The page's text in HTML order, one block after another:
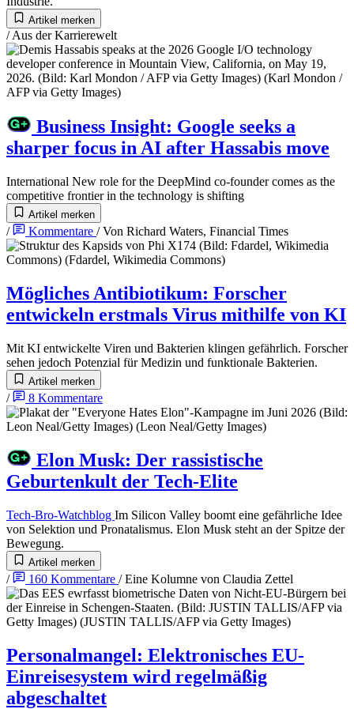
Artikel merken
/ Aus der Karrierewelt
Business Insight: Google seeks a
sharper focus in AI after Hassabis move
International New role for the DeepMind co-founder comes as the
competitive frontier in the technology is shifting
Artikel merken
/ Kommentare / Von Richard Waters, Financial Times
Mögliches Antibiotikum: Forscher
entwickeln erstmals Virus mithilfe von KI
Mit KI entwickelte Viren und Bakterien klingen gefährlich. Forscher
sehen jedoch Potenzial für Medizin und funktionale Bakterien.
Artikel merken
/ 8 Kommentare
Elon Musk: Der rassistische
Geburtenkult der Tech-Elite
Tech-Bro-Watchblog Im Silicon Valley boomt eine gefährliche Idee
von Selektion und Pronatalismus. Elon Musk steht an der Spitze der
Bewegung.
Artikel merken
/ 160 Kommentare / Eine Kolumne von Claudia Zettel
Personalmangel: Elektronisches EU-
Einreisesystem wird regelmäßig
abgeschaltet